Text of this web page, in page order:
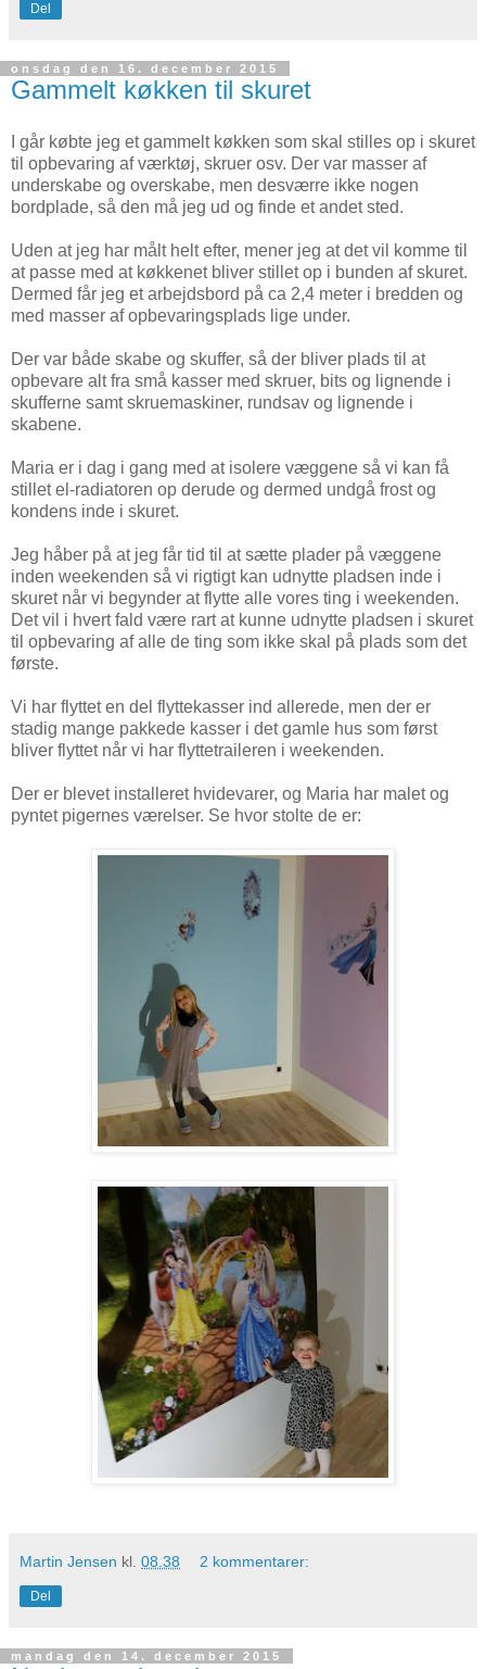
Del
onsdag den 16. december 2015
Gammelt køkken til skuret
I går købte jeg et gammelt køkken som skal stilles op i skuret
til opbevaring af værktøj, skruer osv. Der var masser af
underskabe og overskabe, men desværre ikke nogen
bordplade, så den må jeg ud og finde et andet sted.
Uden at jeg har målt helt efter, mener jeg at det vil komme til
at passe med at køkkenet bliver stillet op i bunden af skuret.
Dermed får jeg et arbejdsbord på ca 2,4 meter i bredden og
med masser af opbevaringsplads lige under.
Der var både skabe og skuffer, så der bliver plads til at
opbevare alt fra små kasser med skruer, bits og lignende i
skufferne samt skruemaskiner, rundsav og lignende i
skabene.
Maria er i dag i gang med at isolere væggene så vi kan få
stillet el-radiatoren op derude og dermed undgå frost og
kondens inde i skuret.
Jeg håber på at jeg får tid til at sætte plader på væggene
inden weekenden så vi rigtigt kan udnytte pladsen inde i
skuret når vi begynder at flytte alle vores ting i weekenden.
Det vil i hvert fald være rart at kunne udnytte pladsen i skuret
til opbevaring af alle de ting som ikke skal på plads som det
første.
Vi har flyttet en del flyttekasser ind allerede, men der er
stadig mange pakkede kasser i det gamle hus som først
bliver flyttet når vi har flyttetraileren i weekenden.
Der er blevet installeret hvidevarer, og Maria har malet og
pyntet pigernes værelser. Se hvor stolte de er:
Martin Jensen kl. 08.38 2 kommentarer:
Del
mandag den 14. december 2015